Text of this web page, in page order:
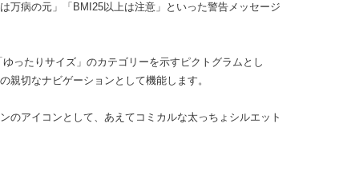
万病の元」「BMI25以上は注意」といった警告メッセージ
ったりサイズ」のカテゴリーを示すピクトグラムとし
親切なナビゲーションとして機能します。
のアイコンとして、あえてコミカルな太っちょシルエット